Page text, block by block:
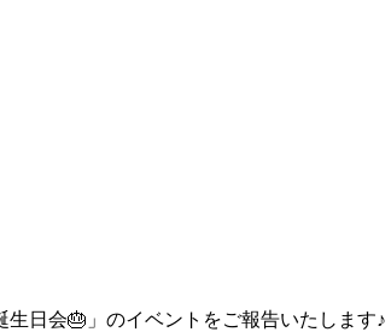
日会🎂」のイベントをご報告いたします